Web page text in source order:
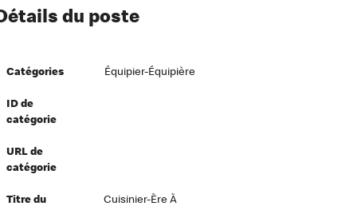
à l’égard de nos employés
directeurs
équité et inclusion
au travail
du poste
Catégories Équipier-Équipière
ID de
catégorie
URL de
catégorie
Titre du
Cuisinier-Ère À